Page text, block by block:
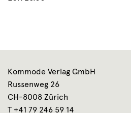
Kommode Verlag GmbH
Russenweg 26
CH-8008 Zürich
T +41 79 246 59 14